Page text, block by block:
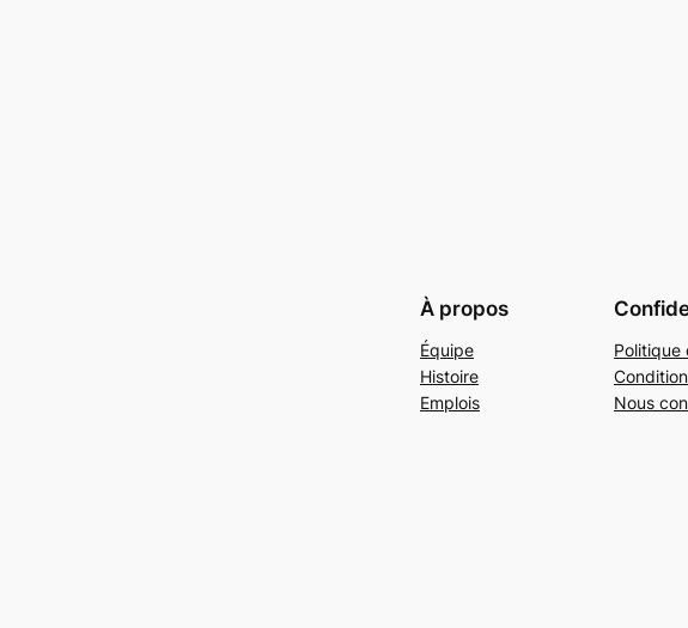
À propos
Équipe
Histoire
Emplois
Politique
Nous